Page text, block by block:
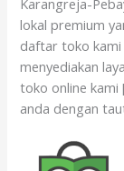
lokal premium
daftar toko
menyediakan
toko online kami
anda dengan